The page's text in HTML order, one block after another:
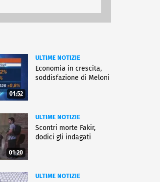
01:52
ULTIME NOTIZIE
Economia in crescita,
soddisfazione di Meloni
01:20
ULTIME NOTIZIE
Scontri morte Fakir,
dodici gli indagati
ULTIME NOTIZIE